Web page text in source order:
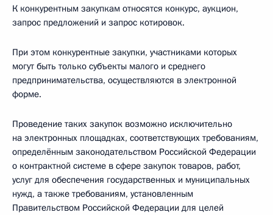
К конкурентным закупкам относятся конкурс, аукцион,
запрос предложений и запрос котировок.
При этом конкурентные закупки, участниками которых
могут быть только субъекты малого и среднего
предпринимательства, осуществляются в электронной
форме.
Проведение таких закупок возможно исключительно
на электронных площадках, соответствующих требованиям,
определённым законодательством Российской Федерации
о контрактной системе в сфере закупок товаров, работ,
услуг для обеспечения государственных и муниципальных
нужд, а также требованиям, установленным
Правительством Российской Федерации для целей